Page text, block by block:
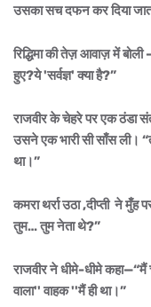
उसका सच दफन कर दिया
रिद्धिमा की तेज़ आवाज़ में
हुए?ये 'सर्वज्ञ' क्या है?”
राजवीर के चेहरे पर एक ठंडा
उसने एक भारी सी साँस ली।
था।”
कमरा थर्रा उठा ,दीप्ती ने
तुम… तुम नेता थे?”
राजवीर ने धीमे-धीमे कहा—“मैं
वाला'' वाहक ''मैं ही था।”